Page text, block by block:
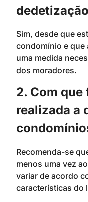
Sim, desde que
condomínio e que
uma medida
dos moradores.
2. Com
realizada a
Recomenda-se
menos uma vez
variar de acordo
características do